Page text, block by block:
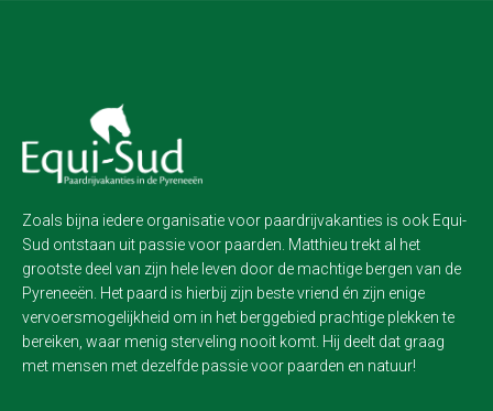
Zoals bijna iedere organisatie voor paardrijvakanties is ook Equi-
Sud ontstaan uit passie voor paarden. Matthieu trekt al het
grootste deel van zijn hele leven door de machtige bergen van de
Pyreneeën. Het paard is hierbij zijn beste vriend én zijn enige
vervoersmogelijkheid om in het berggebied prachtige plekken te
bereiken, waar menig sterveling nooit komt. Hij deelt dat graag
met mensen met dezelfde passie voor paarden en natuur!